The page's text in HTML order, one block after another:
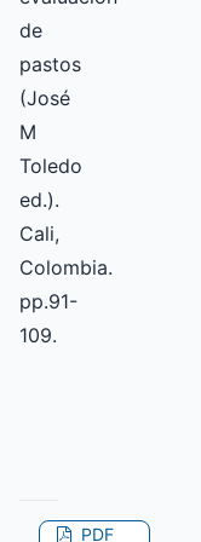
de
pastos
(José
M
Toledo
ed.).
Cali,
Colombia.
pp.91-
109.
PDF